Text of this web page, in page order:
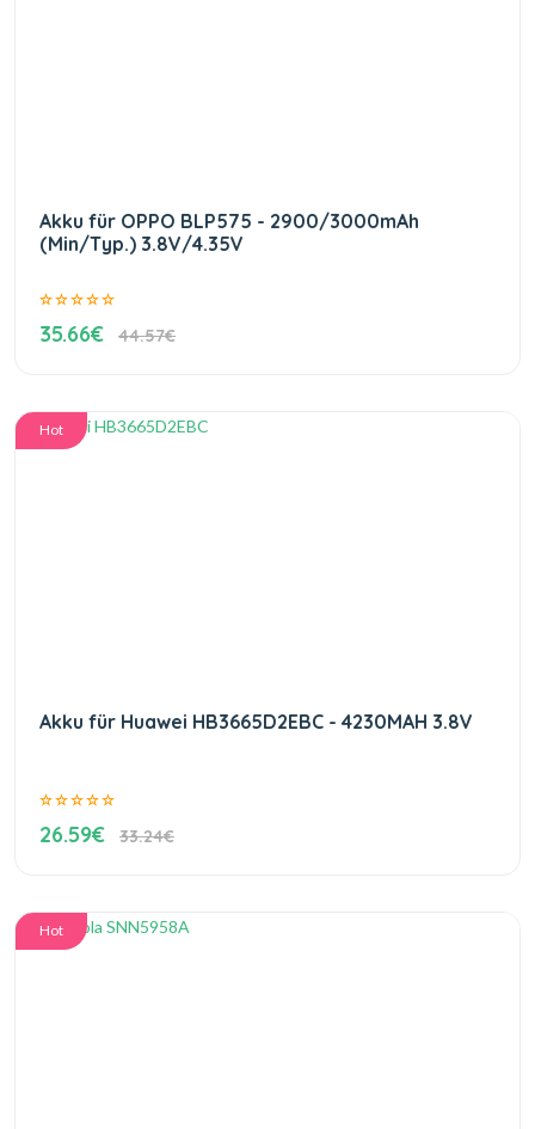
Akku für OPPO BLP575 - 2900/3000mAh
(Min/Typ.) 3.8V/4.35V
35.66€ 44.57€
Hot
Akku für Huawei HB3665D2EBC - 4230MAH 3.8V
26.59€ 33.24€
Hot